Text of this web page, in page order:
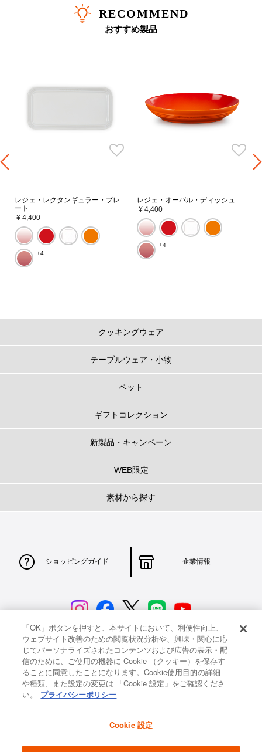
RECOMMEND
おすすめ製品
レジェ・レクタンギュラー・プレ
ート
¥ 4,400
+4
レジェ・オーバル・ディッシュ
¥ 4,400
+4
クッキングウェア
テーブルウェア・小物
ペット
ギフトコレクション
新製品・キャンペーン
WEB限定
素材から探す
ショッピングガイド 企業情報
サイトポリシー 特定商取引法に基づく表示
並行輸入品について 個人情報保護方針
返品について
よくあるご質問 お問い合わせ
「OK」ボタンを押すと、本サイトにおいて、利便性向上、
ウェブサイト改善のための閲覧状況分析や、興味・関心に応
じてパーソナライズされたコンテンツおよび広告の表示・配
信のために、ご使用の機器に Cookie （クッキー）を保存す
ることに同意したことになります。Cookie使用目的の詳細
や種類、また設定の変更は 「Cookie 設定」をご確認くださ
い。
プライバシーポリシー
Cookie 設定